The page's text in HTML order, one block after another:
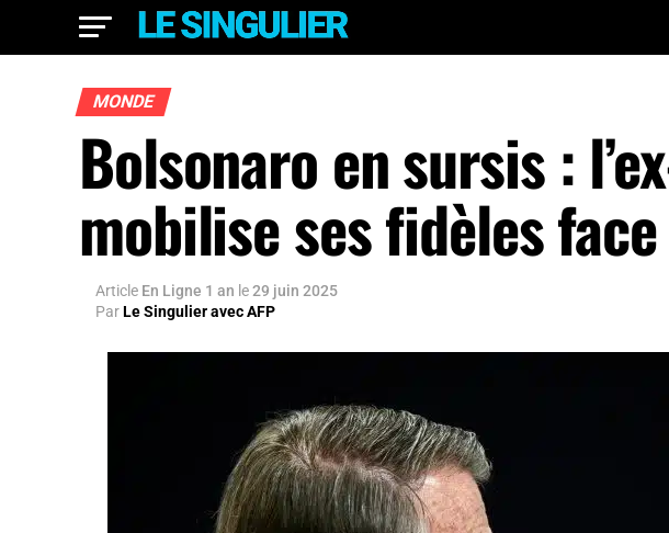
MONDE
Bolsonaro en sursis :
mobilise ses fidèles
Article En Ligne 1 an le29 juin 2025
ParLe Singulier avec AFP